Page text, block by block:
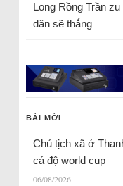
Long Rồng Trầnzu
dân sẽ thắng
BÀI MỚI
Chủ tịch xã ở
cá độ world cup
06/08/2026